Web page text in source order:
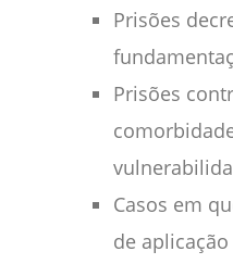
Prisões
Prisões
Casos em
de